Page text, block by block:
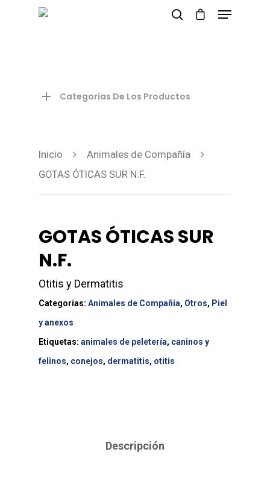
Categorías De Los Productos
Inicio
Animales de Compañía
GOTAS ÓTICAS SUR N.F.
GOTAS ÓTICAS SUR
N.F.
Otitis y Dermatitis
Categorías: Animales de Compañía, Otros, Piel
y anexos
Etiquetas: animales de peletería, caninos y
felinos, conejos, dermatitis, otitis
Descripción